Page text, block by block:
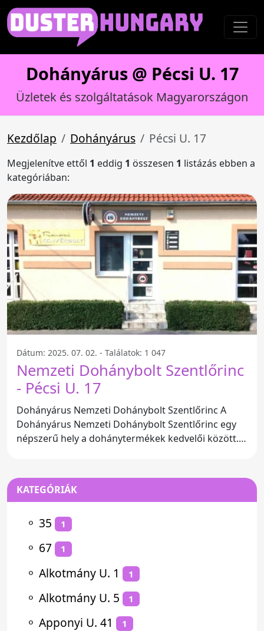
Dohányárus @ Pécsi U. 17
Üzletek és szolgáltatások Magyarországon
Kezdőlap Dohányárus Pécsi U. 17
Megjelenítve ettől 1 eddig 1 összesen 1 listázás ebben a
kategóriában:
Dátum: 2025. 07. 02. - Találatok: 1 047
Nemzeti Dohánybolt Szentlőrinc
- Pécsi U. 17
Dohányárus Nemzeti Dohánybolt Szentlőrinc A
Dohányárus Nemzeti Dohánybolt Szentlőrinc egy
népszerű hely a dohánytermékek kedvelői között. A
KATEGÓRIÁK
⚬ 35 1
⚬ 67 1
⚬ Alkotmány U. 1 1
⚬ Alkotmány U. 5 1
⚬ Apponyi U. 41 1